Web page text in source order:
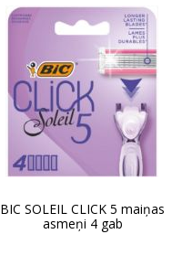
BIC SOLEIL CLICK 5 maiņas
asmeņi 4 gab